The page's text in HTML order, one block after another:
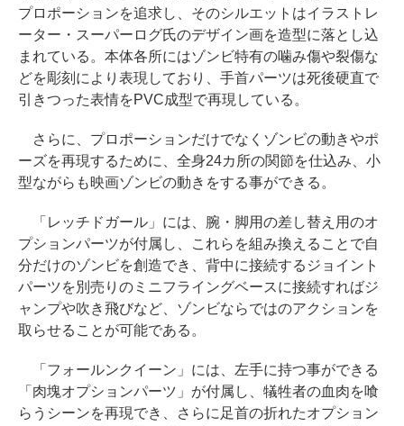
プロポーションを追求し、そのシルエットはイラストレ
ーター・スーパーログ氏のデザイン画を造型に落とし込
まれている。本体各所にはゾンビ特有の噛み傷や裂傷な
どを彫刻により表現しており、手首パーツは死後硬直で
引きつった表情をPVC成型で再現している。
さらに、プロポーションだけでなくゾンビの動きやポ
ーズを再現するために、全身24カ所の関節を仕込み、小
型ながらも映画ゾンビの動きをする事ができる。
「レッチドガール」には、腕・脚用の差し替え用のオ
プションパーツが付属し、これらを組み換えることで自
分だけのゾンビを創造でき、背中に接続するジョイント
パーツを別売りのミニフライングベースに接続すればジ
ャンプや吹き飛びなど、ゾンビならではのアクションを
取らせることが可能である。
「フォールンクイーン」には、左手に持つ事ができる
「肉塊オプションパーツ」が付属し、犠牲者の血肉を喰
らうシーンを再現でき、さらに足首の折れたオプション